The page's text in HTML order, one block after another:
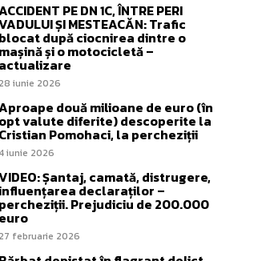
PE DN 1C, ÎNTRE PERI
ȘI MESTEACĂN: Trafic
blocat după ciocnirea dintre o
mașină și o motocicletă –
actualizare
28 iunie 2026
două milioane de euro (în
opt valute diferite) descoperite la
Cristian Pomohaci, la percheziții
iunie 2026
Șantaj, camată, distrugere,
declaraților –
percheziții. Prejudiciu de 200.000
euro
27 februarie 2026